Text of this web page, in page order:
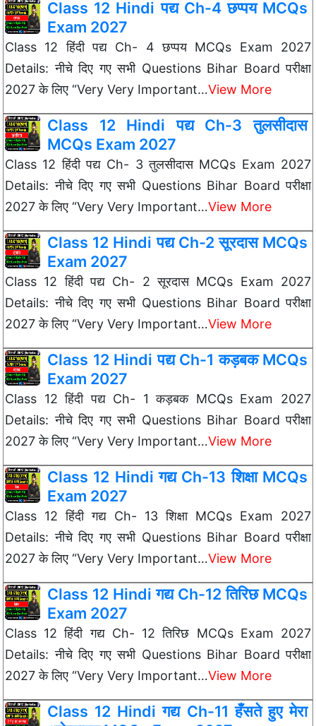
Class 12 Hindi पद्य Ch-4 छप्पय MCQs
Exam 2027
Class 12 हिंदी पद्य Ch- 4 छप्पय MCQs Exam 2027
Details: नीचे दिए गए सभी Questions Bihar Board परीक्षा
2027 के लिए “Very Very Important…View More
Class 12 Hindi पद्य Ch-3 तुलसीदास
MCQs Exam 2027
Class 12 हिंदी पद्य Ch- 3 तुलसीदास MCQs Exam 2027
Details: नीचे दिए गए सभी Questions Bihar Board परीक्षा
2027 के लिए “Very Very Important…View More
Class 12 Hindi पद्य Ch-2 सूरदास MCQs
Exam 2027
Class 12 हिंदी पद्य Ch- 2 सूरदास MCQs Exam 2027
Details: नीचे दिए गए सभी Questions Bihar Board परीक्षा
2027 के लिए “Very Very Important…View More
Class 12 Hindi पद्य Ch-1 कड़बक MCQs
Exam 2027
Class 12 हिंदी पद्य Ch- 1 कड़बक MCQs Exam 2027
Details: नीचे दिए गए सभी Questions Bihar Board परीक्षा
2027 के लिए “Very Very Important…View More
Class 12 Hindi गद्य Ch-13 शिक्षा MCQs
Exam 2027
Class 12 हिंदी गद्य Ch- 13 शिक्षा MCQs Exam 2027
Details: नीचे दिए गए सभी Questions Bihar Board परीक्षा
2027 के लिए “Very Very Important…View More
Class 12 Hindi गद्य Ch-12 तिरिछ MCQs
Exam 2027
Class 12 हिंदी गद्य Ch- 12 तिरिछ MCQs Exam 2027
Details: नीचे दिए गए सभी Questions Bihar Board परीक्षा
2027 के लिए “Very Very Important…View More
Class 12 Hindi गद्य Ch-11 हँसते हुए मेरा